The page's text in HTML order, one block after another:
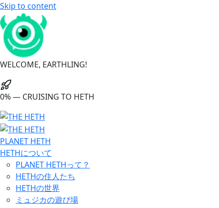
Skip to content
WELCOME, EARTHLING!
0% — CRUISING TO HETH
PLANET HETH
HETHについて
PLANET HETHって？
HETHの住人たち
HETHの世界
ミュジカの遊び場